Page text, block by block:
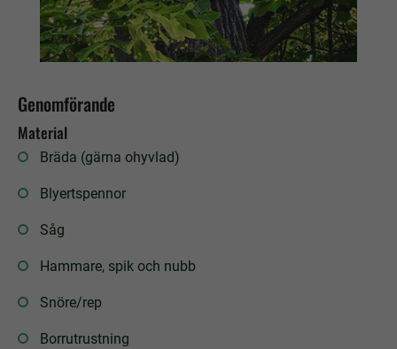
Genomförande
Material
Bräda (gärna ohyvlad)
Blyertspennor
Såg
Hammare, spik och nubb
Snöre/rep
Borrutrustning